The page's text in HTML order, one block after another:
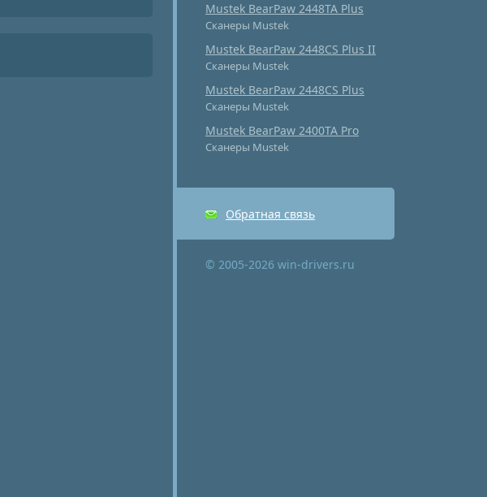
Mustek BearPaw 2448TA Plus
Сканеры Mustek
Mustek BearPaw 2448CS Plus II
Сканеры Mustek
Mustek BearPaw 2448CS Plus
Сканеры Mustek
Mustek BearPaw 2400TA Pro
Сканеры Mustek
Обратная связь
© 2005-2026 win-drivers.ru